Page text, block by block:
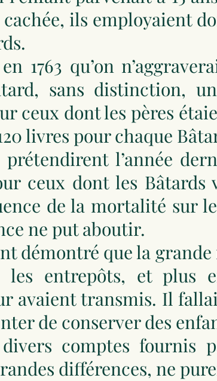
ils employaient
1763 qu’on
sans distinction,
ceux dont les pères
livres pour chaque
l’année
ceux dont les
de la mortalité sur
ne put aboutir.
démontré que la
les entrepôts, et plus
avaient transmis. Il
de conserver des
comptes fournis
différences, ne